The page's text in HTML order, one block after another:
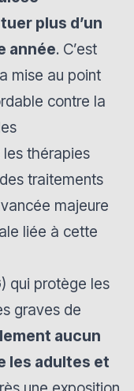
plus d’un
année. C’est
mise au point
contre la
les thérapies
traitements
majeure
liée à cette
qui protège les
graves de
aucun
les adultes et